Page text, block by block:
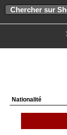
Nationalité